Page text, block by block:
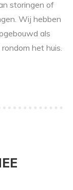
storingen of
Wij hebben
als
het huis.